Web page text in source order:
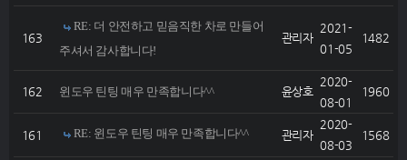
163
RE: 더 안전하고 믿음직한 차로 만들어
주셔서 감사합니다!
관리자
2021-
01-05
1482
162 윈도우 틴팅 매우 만족합니다^^ 윤상호
2020-
08-01
1960
161 RE: 윈도우 틴팅 매우 만족합니다^^ 관리자
2020-
08-03
1568